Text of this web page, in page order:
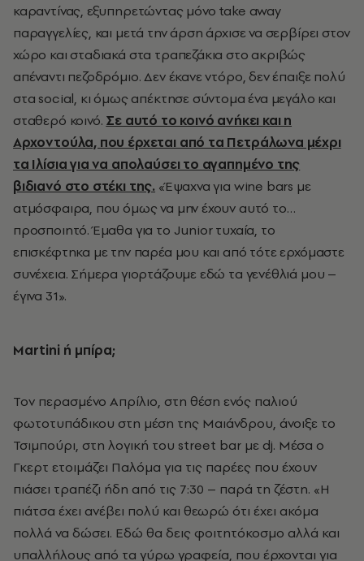
καραντίνας, εξυπηρετώντας μόνο take away
παραγγελίες, και μετά την άρση άρχισε να σερβίρει στον
χώρο και σταδιακά στα τραπεζάκια στο ακριβώς
απέναντι πεζοδρόμιο. Δεν έκανε ντόρο, δεν έπαιξε πολύ
στα social, κι όμως απέκτησε σύντομα ένα μεγάλο και
σταθερό κοινό. Σε αυτό το κοινό ανήκει και η
Αρχοντούλα, που έρχεται από τα Πετράλωνα μέχρι
τα Ιλίσια για να απολαύσει το αγαπημένο της
βιδιανό στο στέκι της. «Έψαχνα για wine bars με
ατμόσφαιρα, που όμως να μην έχουν αυτό το…
προσποιητό. Έμαθα για το Junior τυχαία, το
επισκέφτηκα με την παρέα μου και από τότε ερχόμαστε
συνέχεια. Σήμερα γιορτάζουμε εδώ τα γενέθλιά μου –
έγινα 31».
Μartini ή μπίρα;
Τον περασμένο Απρίλιο, στη θέση ενός παλιού
φωτοτυπάδικου στη μέση της Μαιάνδρου, άνοιξε το
Τσιμπούρι, στη λογική του street bar με dj. Μέσα ο
Γκερτ ετοιμάζει Παλόμα για τις παρέες που έχουν
πιάσει τραπέζι ήδη από τις 7:30 – παρά τη ζέστη. «Η
πιάτσα έχει ανέβει πολύ και θεωρώ ότι έχει ακόμα
πολλά να δώσει. Εδώ θα δεις φοιτητόκοσμο αλλά και
υπαλλήλους από τα γύρω γραφεία, που έρχονται για